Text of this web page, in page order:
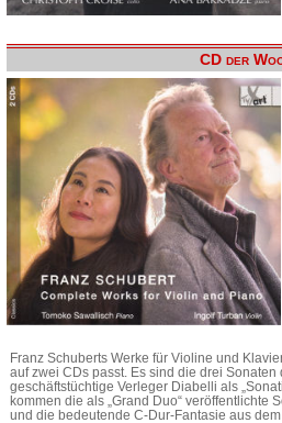
CD der
Franz Schuberts Werke für Violine und
auf zwei CDs passt. Es sind die drei
geschäftstüchtige Verleger Diabelli als
kommen die als „Grand Duo“ veröffentlichte
und die bedeutende C-Dur-Fantasie aus dem